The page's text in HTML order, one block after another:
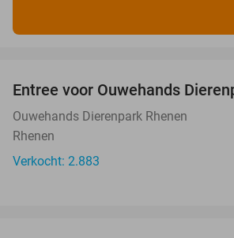
Entree voor Ouwehands
Ouwehands Dierenpark Rhenen
Rhenen
Verkocht: 2.883